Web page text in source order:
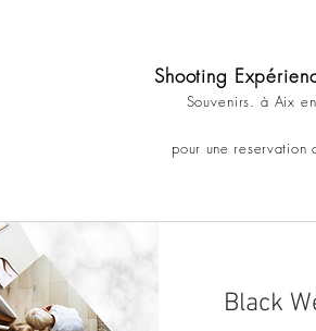
Shooting
Souvenirs. à Aix
pour une reservation
Black